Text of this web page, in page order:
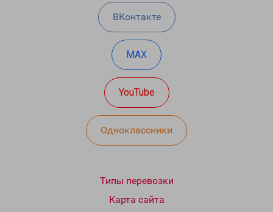
ВКонтакте
MAX
YouTube
Одноклассники
Типы перевозки
Карта сайта